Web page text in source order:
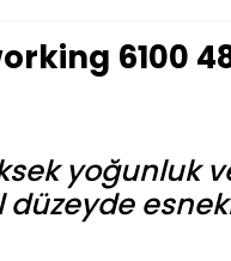
6100
yoğunluk ve